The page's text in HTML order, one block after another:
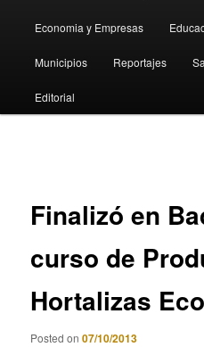
Economia y Empresas
Municipios Reportajes
Editorial
Finalizó en
curso de
Hortalizas
Posted on07/10/2013